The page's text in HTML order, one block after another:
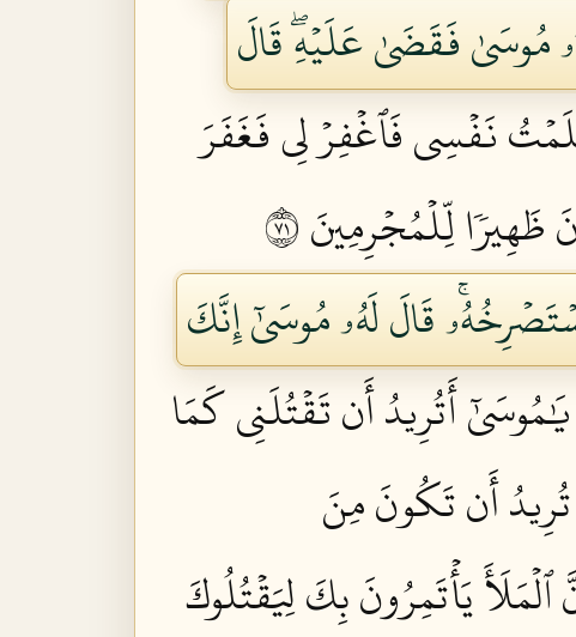
مُوسَىٰ فَقَضَىٰ عَلَيۡهِۖ قَالَ
نَفۡسِي فَٱغۡفِرۡ لِي فَغَفَرَ
لِّلۡمُجۡرِمِينَ ١٧
قَالَ لَهُۥ مُوسَىٰٓ إِنَّكَ
أَتُرِيدُ أَن تَقۡتُلَنِي كَمَا
أَن تَكُونَ مِنَ
يَأۡتَمِرُونَ بِكَ لِيَقۡتُلُوكَ